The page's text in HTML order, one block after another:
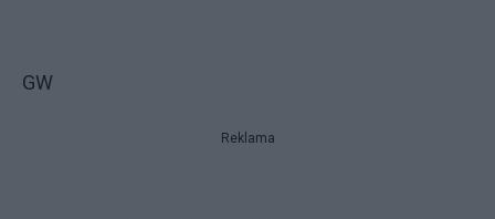
GW
Reklama